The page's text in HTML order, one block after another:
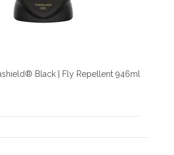
Black | Fly Repellent 946ml